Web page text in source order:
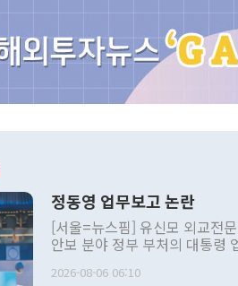
정동영 업무보고 논란
[서울=뉴스핌] 유신모 외교전
안보 분야 정부 부처의 대통령
발언 중에는 정부 내 조율을 거
2026-08-06 06:10